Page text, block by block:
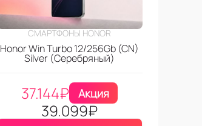
СМАРТФОНЫ HONOR
Honor Win Turbo 12/256Gb (CN)
Silver (Серебряный)
37.144₽ Акция
39.099₽